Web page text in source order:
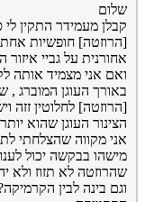
שלום
קבלן מעמידר התקין
[הרוזטה] חופשיות
אחורנית על גביי
ואם אני מצמיד אותה
באורך העוגן המוברג ,
[הרוזטה] לחלוטין זזה
הצינור העוגן שהוא
אני מקווה שהצלחתי
מישהו בבקשה יכול
שהרוזטה לא תזוז ולא
וגם בינה לבין